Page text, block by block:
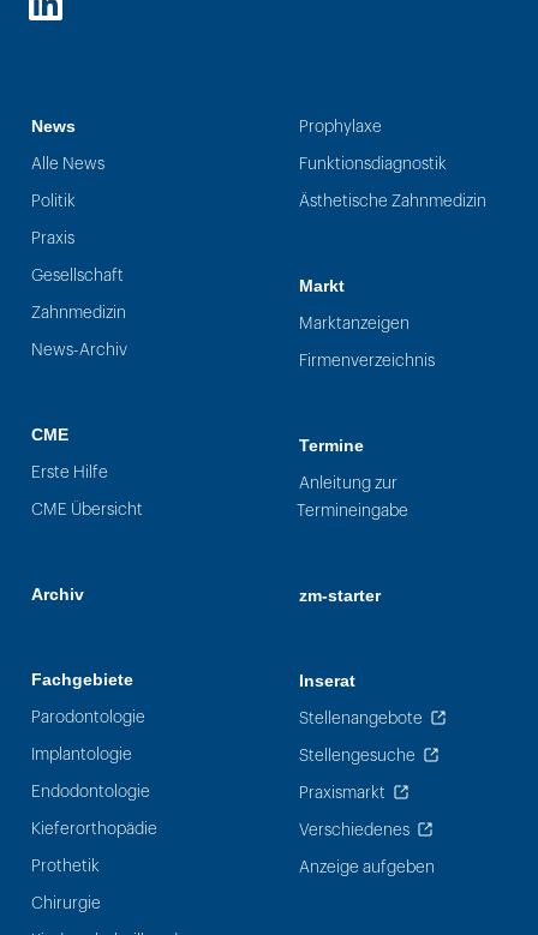
LinkedIn
News
Alle News
Politik
Praxis
Gesellschaft
Zahnmedizin
News-Archiv
CME
Erste Hilfe
CME Übersicht
Archiv
Fachgebiete
Parodontologie
Implantologie
Endodontologie
Kieferorthopädie
Prothetik
Chirurgie
Prophylaxe
Funktionsdiagnostik
Ästhetische Zahnmedizin
Markt
Marktanzeigen
Firmenverzeichnis
Termine
Anleitung zur
Termineingabe
zm-starter
Inserat
Stellenangebote
Stellengesuche
Praxismarkt
Verschiedenes
Anzeige aufgeben